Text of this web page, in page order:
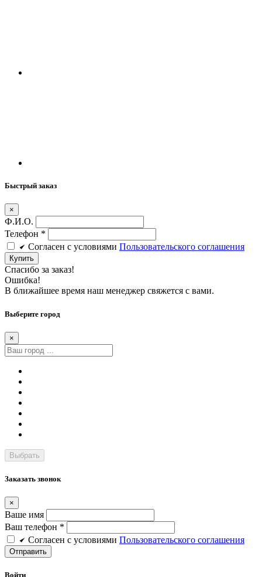
Быстрый заказ
×
Ф.И.О.
Телефон *
Cогласен c условиями Пользовательского соглашения
Купить
Спасибо за заказ!
Ошибка!
В ближайшее время наш менеджер свяжется с вами.
Выберите город
×
Заказать звонок
×
Ваше имя
Ваш телефон *
Cогласен c условиями Пользовательского соглашения
Войти